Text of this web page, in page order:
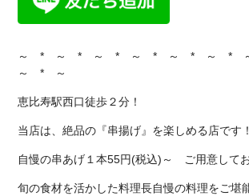
～ * ～ * ～ * ～ * ～ * ～ *
～ * ～
恵比寿駅西口徒歩２分！
当店は、絶品の『串揚げ』を楽しめる店です
自慢の串あげ１本55円(税込)～ ご用意してお
旬の食材を活かした料理長自慢の料理をご堪